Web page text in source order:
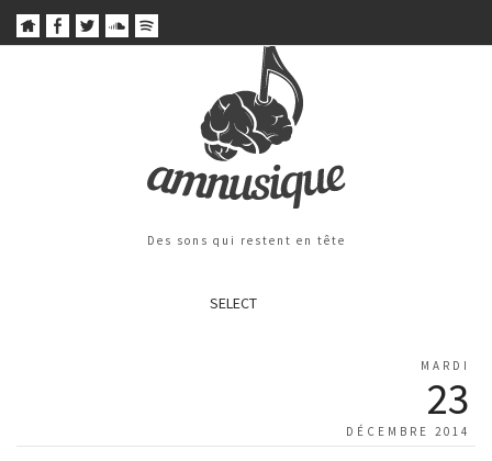
Des sons qui restent en tête
SELECT
MARDI
23
DÉCEMBRE 2014